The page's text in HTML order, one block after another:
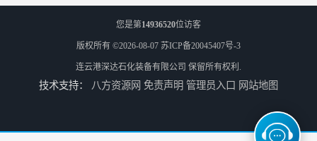
连云港深达石化装备-湖州鹤管栈台生产厂家 宁波装车鹤管供应商 液体装卸鹤管 深达装备
您是第14936520位访客
版权所有 ©2026-08-07 苏ICP备20045407号-3
连云港深达石化装备有限公司 保留所有权利.
技术支持： 八方资源网 免责声明 管理员入口 网站地图